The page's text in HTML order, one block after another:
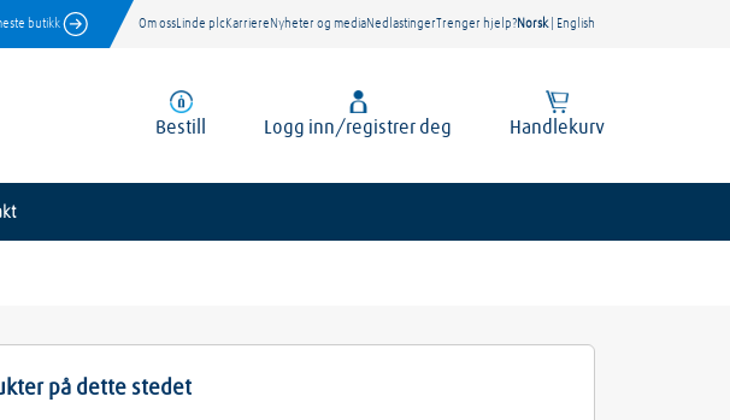
butikk Om oss Linde plcKarriereNyheter og mediaNedlastingerTrenger hjelp?Norsk English
Bestill Logg inn/registrer deg Handlekurv
på dette stedet